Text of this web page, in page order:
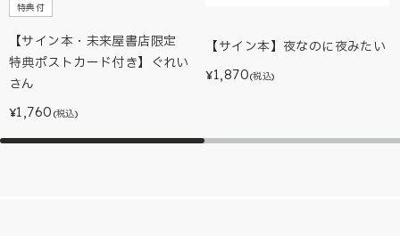
特典付
【サイン本・未来屋書店限定
特典ポストカード付き】ぐれい
さん
¥1,760 (税込)
【サイン本】夜なのに夜みたい
¥1,870(税込)